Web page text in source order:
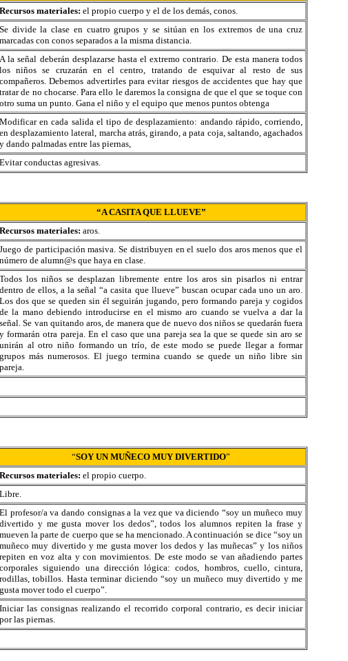
Recursos materiales: el propio cuerpo y el de los demás, conos.
Se divide la clase en cuatro grupos y se sitúan en los extremos de una cruz
marcadas con conos separados a la misma distancia.
A la señal deberán desplazarse hasta el extremo contrario. De esta manera todos
los niños se cruzarán en el centro, tratando de esquivar al resto de sus
compañeros. Debemos advertirles para evitar riesgos de accidentes que hay que
tratar de no chocarse. Para ello le daremos la consigna de que el que se toque con
otro suma un punto. Gana el niño y el equipo que menos puntos obtenga
Modificar en cada salida el tipo de desplazamiento: andando rápido, corriendo,
en desplazamiento lateral, marcha atrás, girando, a pata coja, saltando, agachados
y dando palmadas entre las piernas,
Evitar conductas agresivas.
“A CASITA QUE LLUEVE”
Recursos materiales: aros.
Juego de participación masiva. Se distribuyen en el suelo dos aros menos que el
número de alumn@s que haya en clase.
Todos los niños se desplazan libremente entre los aros sin pisarlos ni entrar
dentro de ellos, a la señal “a casita que llueve” buscan ocupar cada uno un aro.
Los dos que se queden sin él seguirán jugando, pero formando pareja y cogidos
de la mano debiendo introducirse en el mismo aro cuando se vuelva a dar la
señal. Se van quitando aros, de manera que de nuevo dos niños se quedarán fuera
y formarán otra pareja. En el caso que una pareja sea la que se quede sin aro se
unirán al otro niño formando un trío, de este modo se puede llegar a formar
grupos más numerosos. El juego termina cuando se quede un niño libre sin
pareja.
“SOY UN MUÑECO MUY DIVERTIDO”
Recursos materiales: el propio cuerpo.
Libre.
El profesor/a va dando consignas a la vez que va diciendo “soy un muñeco muy
divertido y me gusta mover los dedos”, todos los alumnos repiten la frase y
mueven la parte de cuerpo que se ha mencionado. A continuación se dice “soy un
muñeco muy divertido y me gusta mover los dedos y las muñecas” y los niños
repiten en voz alta y con movimientos. De este modo se van añadiendo partes
corporales siguiendo una dirección lógica: codos, hombros, cuello, cintura,
rodillas, tobillos. Hasta terminar diciendo “soy un muñeco muy divertido y me
gusta mover todo el cuerpo”.
Iniciar las consignas realizando el recorrido corporal contrario, es decir iniciar
por las piernas.